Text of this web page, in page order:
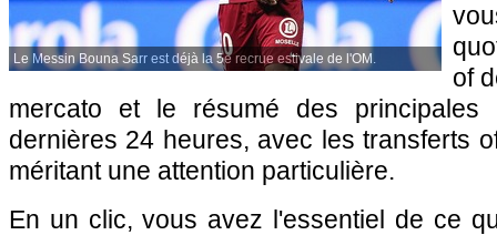
Le Messin Bouna Sarr est déjà la 5e recrue estivale de l'OM.
of
mercato et le résumé des principales
dernières 24 heures, avec les transferts
méritant une attention particulière.
En un clic, vous avez l'essentiel de ce